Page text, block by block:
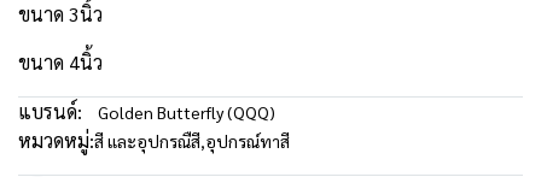
ขนาด 3นิ้ว
ขนาด 4นิ้ว
แบรนด์:
Golden Butterfly (QQQ)
หมวดหมู่:สี และอุปกรณืสี,อุปกรณ์ทาสี